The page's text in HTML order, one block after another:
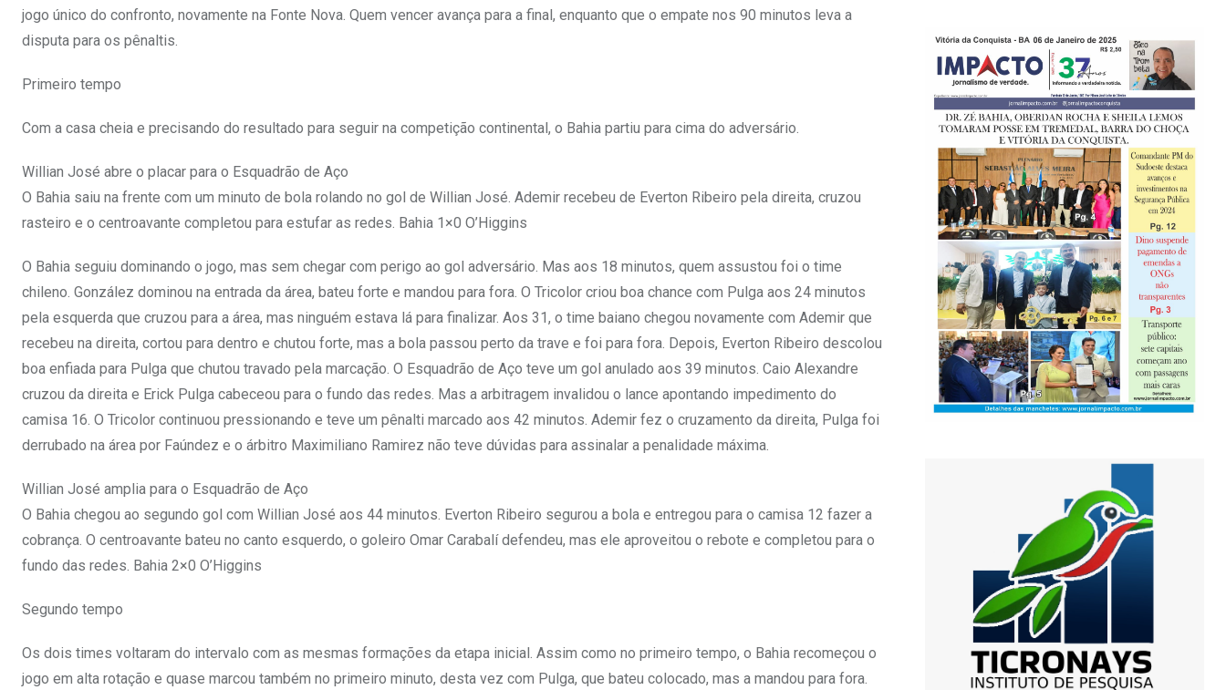
jogo único do confronto, novamente na Fonte Nova. Quem vencer avança para a final, enquanto que o empate nos 90 minutos leva a
disputa para os pênaltis.
Primeiro tempo
Com a casa cheia e precisando do resultado para seguir na competição continental, o Bahia partiu para cima do adversário.
Willian José abre o placar para o Esquadrão de Aço
O Bahia saiu na frente com um minuto de bola rolando no gol de Willian José. Ademir recebeu de Everton Ribeiro pela direita, cruzou
rasteiro e o centroavante completou para estufar as redes. Bahia 1×0 O’Higgins
O Bahia seguiu dominando o jogo, mas sem chegar com perigo ao gol adversário. Mas aos 18 minutos, quem assustou foi o time
chileno. González dominou na entrada da área, bateu forte e mandou para fora. O Tricolor criou boa chance com Pulga aos 24 minutos
pela esquerda que cruzou para a área, mas ninguém estava lá para finalizar. Aos 31, o time baiano chegou novamente com Ademir que
recebeu na direita, cortou para dentro e chutou forte, mas a bola passou perto da trave e foi para fora. Depois, Everton Ribeiro descolou
boa enfiada para Pulga que chutou travado pela marcação. O Esquadrão de Aço teve um gol anulado aos 39 minutos. Caio Alexandre
cruzou da direita e Erick Pulga cabeceou para o fundo das redes. Mas a arbitragem invalidou o lance apontando impedimento do
camisa 16. O Tricolor continuou pressionando e teve um pênalti marcado aos 42 minutos. Ademir fez o cruzamento da direita, Pulga foi
derrubado na área por Faúndez e o árbitro Maximiliano Ramirez não teve dúvidas para assinalar a penalidade máxima.
Willian José amplia para o Esquadrão de Aço
O Bahia chegou ao segundo gol com Willian José aos 44 minutos. Everton Ribeiro segurou a bola e entregou para o camisa 12 fazer a
cobrança. O centroavante bateu no canto esquerdo, o goleiro Omar Carabalí defendeu, mas ele aproveitou o rebote e completou para o
fundo das redes. Bahia 2×0 O’Higgins
Segundo tempo
Os dois times voltaram do intervalo com as mesmas formações da etapa inicial. Assim como no primeiro tempo, o Bahia recomeçou o
jogo em alta rotação e quase marcou também no primeiro minuto, desta vez com Pulga, que bateu colocado, mas a mandou para fora.